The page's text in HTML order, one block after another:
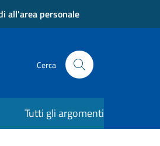
all'area personale
Cerca
Tutti gli argomenti